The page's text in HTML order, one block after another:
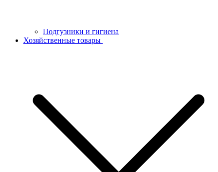
Подгузники и гигиена
Хозяйственные товары